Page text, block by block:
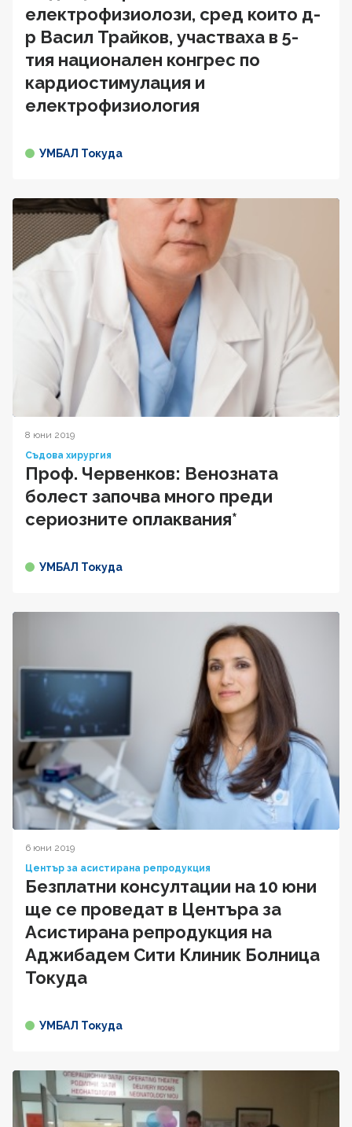
електрофизиолози, сред които д-
р Васил Трайков, участваха в 5-
тия национален конгрес по
кардиостимулация и
електрофизиология
УМБАЛ Токуда
8 юни 2019
Съдова хирургия
Проф. Червенков: Венозната
болест започва много преди
сериозните оплаквания*
УМБАЛ Токуда
6 юни 2019
Център за асистирана репродукция
Безплатни консултации на 10 юни
ще се проведат в Центъра за
Асистирана репродукция на
Аджибадем Сити Клиник Болница
Токуда
УМБАЛ Токуда